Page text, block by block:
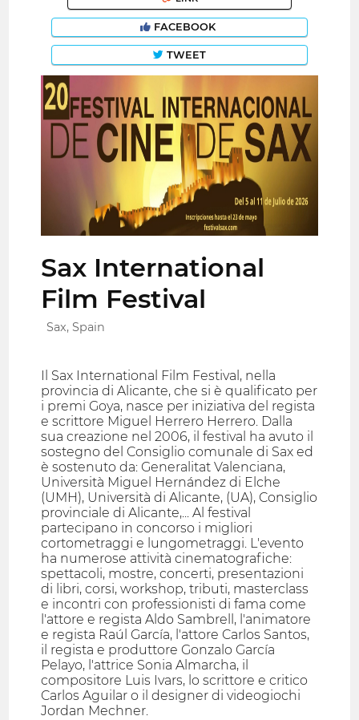
FACEBOOK
TWEET
Sax International
Film Festival
Sax, Spain
Il Sax International Film Festival, nella
provincia di Alicante, che si è qualificato per
i premi Goya, nasce per iniziativa del regista
e scrittore Miguel Herrero Herrero. Dalla
sua creazione nel 2006, il festival ha avuto il
sostegno del Consiglio comunale di Sax ed
è sostenuto da: Generalitat Valenciana,
Università Miguel Hernández di Elche
(UMH), Università di Alicante, (UA), Consiglio
provinciale di Alicante,... Al festival
partecipano in concorso i migliori
cortometraggi e lungometraggi. L'evento
ha numerose attività cinematografiche:
spettacoli, mostre, concerti, presentazioni
di libri, corsi, workshop, tributi, masterclass
e incontri con professionisti di fama come
l'attore e regista Aldo Sambrell, l'animatore
e regista Raúl García, l'attore Carlos Santos,
il regista e produttore Gonzalo García
Pelayo, l'attrice Sonia Almarcha, il
compositore Luis Ivars, lo scrittore e critico
Carlos Aguilar o il designer di videogiochi
Jordan Mechner.